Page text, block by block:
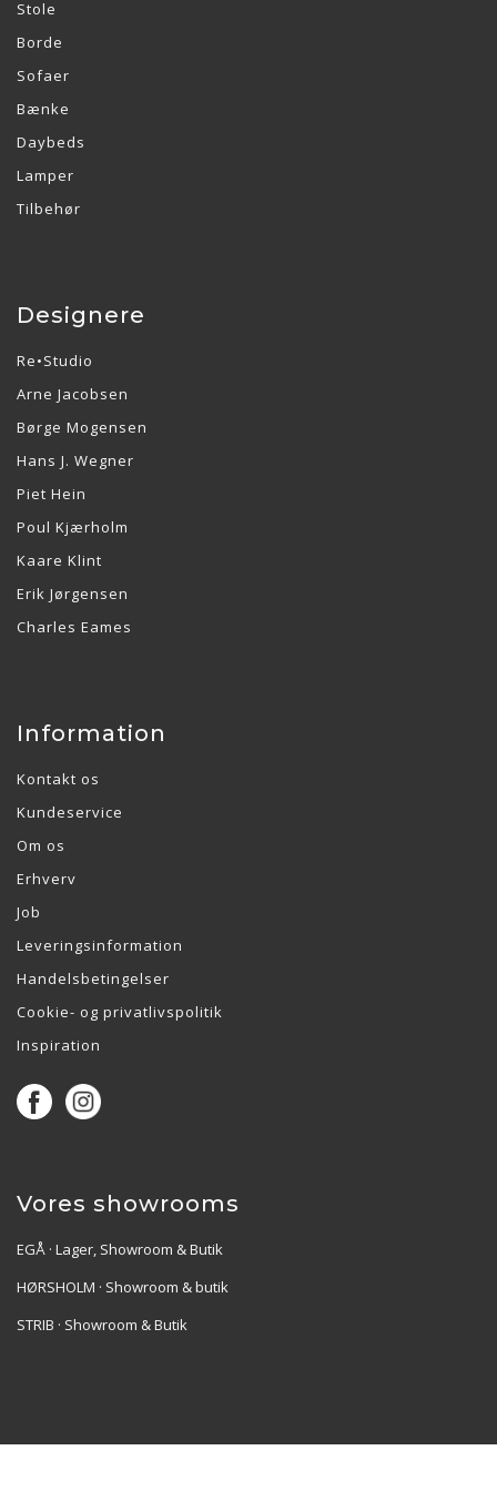
Stole
Borde
Sofaer
Bænke
Daybeds
Lamper
Tilbehør
Designere
Re•Studio
Arne Jacobsen
Børge Mogensen
Hans J. Wegner
Piet Hein
Poul Kjærholm
Kaare Klint
Erik Jørgensen
Charles Eames
Information
Kontakt os
Kundeservice
Om os
Erhverv
Job
Leveringsinformation
Handelsbetingelser
Cookie- og privatlivspolitik
Inspiration
Vores showrooms
EGÅ · Lager, Showroom & Butik
HØRSHOLM · Showroom & butik
STRIB · Showroom & Butik